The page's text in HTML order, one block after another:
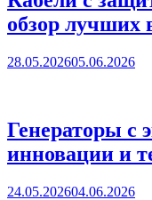
обзор лучших
28.05.202605.06.2026
Генераторы с
инновации и
24.05.202604.06.2026